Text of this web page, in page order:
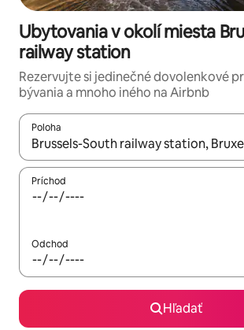
Ubytovania v okolí miesta
railway station
Rezervujte si jedinečné dovolenkové
bývania a mnoho iného na Airbnb
Poloha
Keď budú výsledky k dispozícii, môžete
Príchod
Odchod
Hľadať